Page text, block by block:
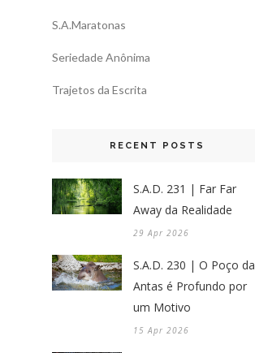
S.A.Maratonas
Seriedade Anônima
Trajetos da Escrita
RECENT POSTS
S.A.D. 231 | Far Far
Away da Realidade
29 Apr 2026
S.A.D. 230 | O Poço
Antas é Profundo por
um Motivo
15 Apr 2026